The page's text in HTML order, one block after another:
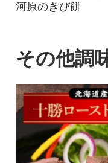
河原のきび餅
その他調